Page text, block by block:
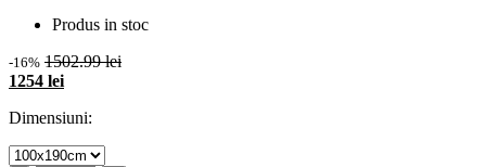
Produs in stoc
-16% 1502.99 lei
1254 lei
Dimensiuni: